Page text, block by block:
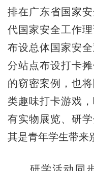
排在广东省国家
代国家安全工作
布设总体国家安
分站点布设打卡
的窃密案例，也
类趣味打卡游戏
有实物展览、研
其是青年学生带来
研学活动同步